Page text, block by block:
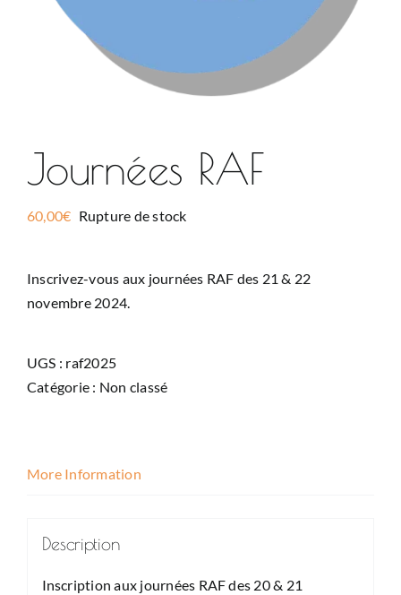
Journées RAF
60,00€ Rupture de stock
Inscrivez-vous aux journées RAF des 21 & 22
novembre 2024.
UGS : raf2025
Catégorie : Non classé
More Information
Description
Inscription aux journées RAF des 20 & 21